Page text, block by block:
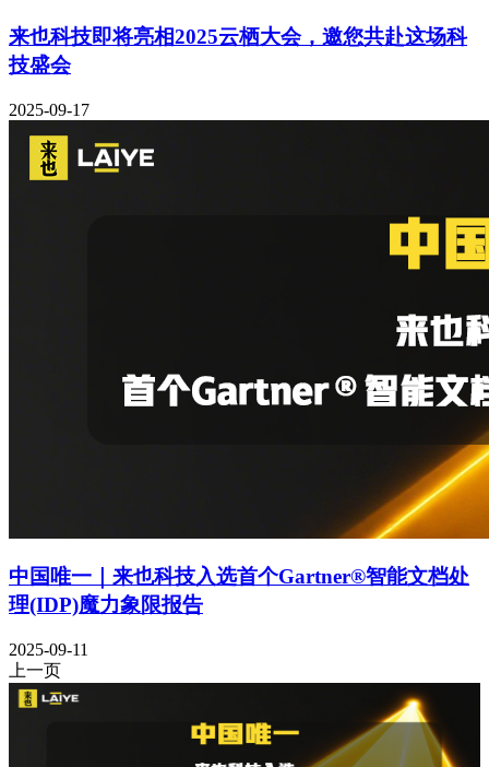
来也科技即将亮相2025云栖大会，邀您共赴这场科
技盛会
2025-09-17
中国唯一｜来也科技入选首个Gartner®智能文档处
理(IDP)魔力象限报告
2025-09-11
上一页